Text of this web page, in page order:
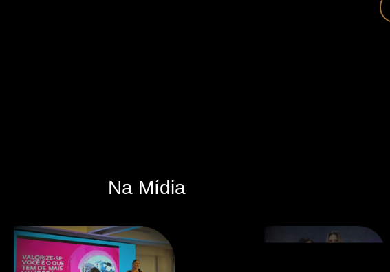
Na Mídia